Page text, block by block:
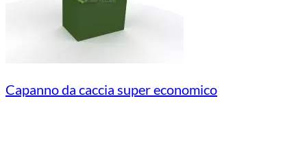
Capanno da caccia super economico